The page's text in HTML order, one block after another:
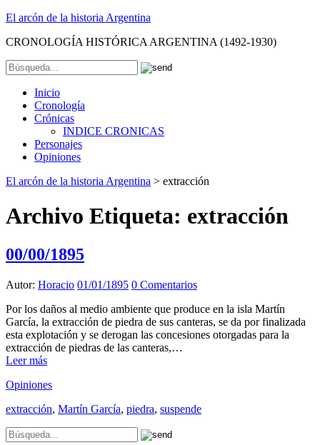
El arcón de la historia Argentina
CRONOLOGÍA HISTÓRICA ARGENTINA (1492-1930)
Inicio
Cronología
Crónicas
INDICE CRONICAS
Personajes
Opiniones
El arcón de la historia Argentina > extracción
Archivo Etiqueta: extracción
00/00/1895
Autor: Horacio 01/01/1895 0 Comentarios
Por los daños al medio ambiente que produce en la isla Martín
García, la extracción de piedra de sus canteras, se da por finalizada
esta explotación y se derogan las concesiones otorgadas para la
extracción de piedras de las canteras,…
Leer más
Opiniones
extracción, Martín García, piedra, suspende